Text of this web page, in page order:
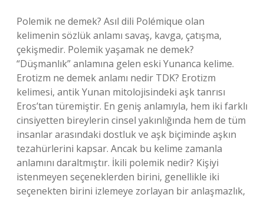
Polemik ne demek? Asıl dili Polémique olan
kelimenin sözlük anlamı savaş, kavga, çatışma,
çekişmedir. Polemik yaşamak ne demek?
“Düşmanlık” anlamına gelen eski Yunanca kelime.
Erotizm ne demek anlamı nedir TDK? Erotizm
kelimesi, antik Yunan mitolojisindeki aşk tanrısı
Eros’tan türemiştir. En geniş anlamıyla, hem iki farklı
cinsiyetten bireylerin cinsel yakınlığında hem de tüm
insanlar arasındaki dostluk ve aşk biçiminde aşkın
tezahürlerini kapsar. Ancak bu kelime zamanla
anlamını daraltmıştır. İkili polemik nedir? Kişiyi
istenmeyen seçeneklerden birini, genellikle iki
seçenekten birini izlemeye zorlayan bir anlaşmazlık,